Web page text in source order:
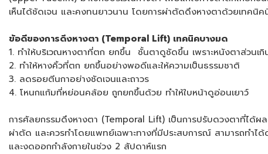
เห็นได้ชัดเจน และคงทนยาวนาน โดยการผ่าตัดดึงหางตาด้วยเทคนิ
ข้อดีของการดึงหางตา (Temporal Lift) เทคนิคบางมด
1. ทำให้บริเวณหางตาที่ตก ยกขึ้น ชั้นตาดูชัดขึ้น เพราะหนังตาส่วนเ
2. ทำให้หางคิ้วที่ตก ยกขึ้นอย่างพอดีและให้ความเป็นธรรมชาติ
3. ลดรอยตีนกาอย่างชัดเจนและถาวร
4. โหนกแก้มที่หย่อนคล้อย ถูกยกขึ้นด้วย ทำให้ใบหน้าดูอ่อนเยาว์
การศัลยกรรมดึงหางตา (Temporal Lift) เป็นการปรับดวงตาที่ได้ผ
ผ่าตัด และควรทำโดยแพทย์เฉพาะทางที่มีประสบการณ์ สามารถทำได้
และงดออกกำลังกายในช่วง 2 สัปดาห์แรก